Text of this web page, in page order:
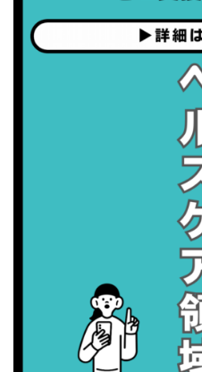
・職場の健康診断実施強化月間
・職場の健康診断実施強化月間
・世界アルツハイマー月間
・健康増進普及月間
・歯ヂカラ探究月間
・職場の健康診断実施強化月間